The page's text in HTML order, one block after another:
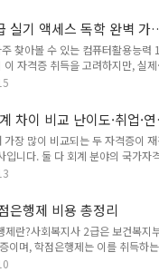
금, 퇴직소득세란? 퇴직소득세는
글에서는 한국사능력검정시험 심
분석하고, 기출 출제 유형별 학습 방
상세히 정리했습니다. 한국사능
급의 명확한 차이한국사능력검정
급, 기본 3~6급)로 구성되어 있으
의 특성을 비교하면 학습 전략 수립
실기 액세스 독학 완벽 가
찾아볼 수 있는 컴퓨터활용능력
자격증 취득을 고려하지만, 실제
대해 명확히 알고 있는 사람은 많지
족하고, 합격 난이도도 높은 편입니
합격률 통계, 효과적인 학습 전략을
적인 준비 계획을 수립할 수 있도록
활용능력 1급 시험 구조 및 합격
필기와 실기 두 단계로 구성됩니
다.필기 시험 (60점 이상 합격)형식:
차이 비교 난이도·취업·연
장 많이 비교되는 두 자격증이 재
입니다. 둘 다 회계 분야의 국가자
취업효과, 준비기간이 크게 다릅니
떤 자격증이 당신에게 적합한지 판
다.핵심 요약: 재경관리사가 난이
, 전산회계운용사는 빠르게 취득
다. 1. 재경관리사 전산회계 차이:
험 과목 (대한상공회의소 주관)재경
은행제 비용 총정리
제란?사회복지사 2급은 보건복지
이며, 학점은행제는 이를 취득하
점은행제는 정부 공식 제도로, 온라